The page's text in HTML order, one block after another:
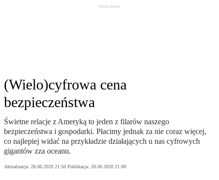
(Wielo)cyfrowa cena
bezpieczeństwa
Świetne relacje z Ameryką to jeden z filarów naszego
bezpieczeństwa i gospodarki. Płacimy jednak za nie coraz więcej,
co najlepiej widać na przykładzie działających u nas cyfrowych
gigantów zza oceanu.
Aktualizacja: 28.06.2020 21:50 Publikacja: 28.06.2020 21:00